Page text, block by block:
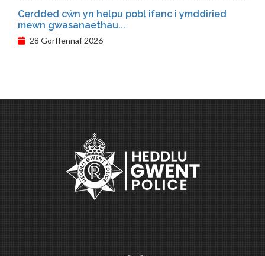
Cerdded cŵn yn helpu pobl ifanc i ymddiried
mewn gwasanaethau...
28 Gorffennaf 2026